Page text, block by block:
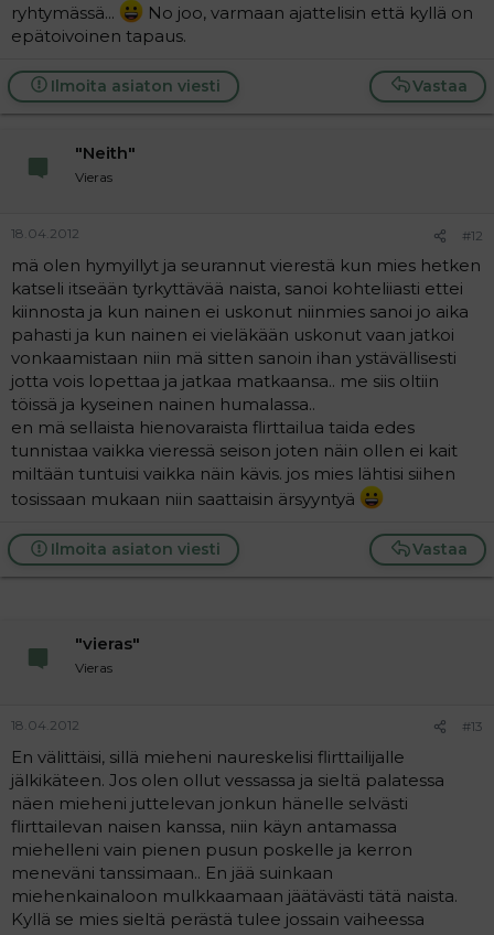
ryhtymässä...
No joo, varmaan ajattelisin että kyllä on
epätoivoinen tapaus.
Vastaa
Ilmoita asiaton viesti
"Neith"
Vieras
18.04.2012 #12
mä olen hymyillyt ja seurannut vierestä kun mies hetken
katseli itseään tyrkyttävää naista, sanoi kohteliiasti ettei
kiinnosta ja kun nainen ei uskonut niinmies sanoi jo aika
pahasti ja kun nainen ei vieläkään uskonut vaan jatkoi
vonkaamistaan niin mä sitten sanoin ihan ystävällisesti
jotta vois lopettaa ja jatkaa matkaansa.. me siis oltiin
töissä ja kyseinen nainen humalassa..
en mä sellaista hienovaraista flirttailua taida edes
tunnistaa vaikka vieressä seison joten näin ollen ei kait
miltään tuntuisi vaikka näin kävis. jos mies lähtisi siihen
tosissaan mukaan niin saattaisin ärsyyntyä
Vastaa
Ilmoita asiaton viesti
"vieras"
Vieras
18.04.2012 #13
En välittäisi, sillä mieheni naureskelisi flirttailijalle
jälkikäteen. Jos olen ollut vessassa ja sieltä palatessa
näen mieheni juttelevan jonkun hänelle selvästi
flirttailevan naisen kanssa, niin käyn antamassa
miehelleni vain pienen pusun poskelle ja kerron
meneväni tanssimaan.. En jää suinkaan
miehenkainaloon mulkkaamaan jäätävästi tätä naista.
Kyllä se mies sieltä perästä tulee jossain vaiheessa